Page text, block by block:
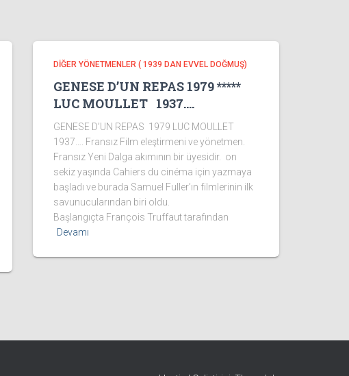
DİĞER YÖNETMENLER ( 1939 DAN EVVEL DOĞMUŞ)
GENESE D’UN REPAS 1979 *****
LUC MOULLET 1937….
GENESE D’UN REPAS 1979 LUC MOULLET
1937…. Fransız Film eleştirmeni ve yönetmen.
Fransız Yeni Dalga akımının bir üyesidir. on
sekiz yaşında Cahiers du cinéma için yazmaya
başladı ve burada Samuel Fuller’ın filmlerinin ilk
savunucularından biri oldu.
Başlangıçta François Truffaut tarafından
Devamı